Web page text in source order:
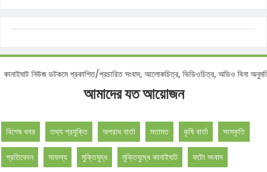
:কানাইঘাট নিউজ ডটকমে প্রকাশিত/প্রচারিত সংবাদ, আলোকচিত্র, ভিডিওচিত্র, অডিও
আমাদের যত আয়োজন
বিশেষ খবর তথ্য প্রযুক্তি অপরাধ বার্তা মতামত কৃষি বার্তা সংস্কৃতি
প্রতিবেদন সাফল্য মুক্তিযুদ্ধ মুক্তিযুদ্ধে কানাইঘাট ফটো সংবাদ